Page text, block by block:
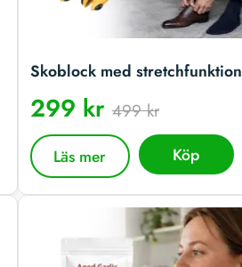
Skoblock med stretchfunktion
299 kr499 kr
Läs mer Köp